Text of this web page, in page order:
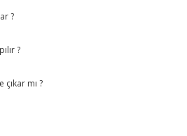
?
?
mı ?